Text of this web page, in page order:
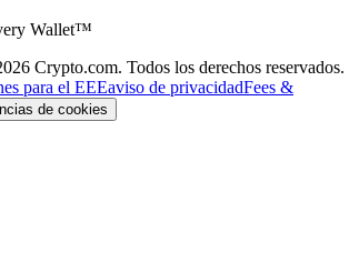
Wallet™
Crypto.com. Todos los derechos reservados.
para el EEEaviso de privacidadFees &
de cookies